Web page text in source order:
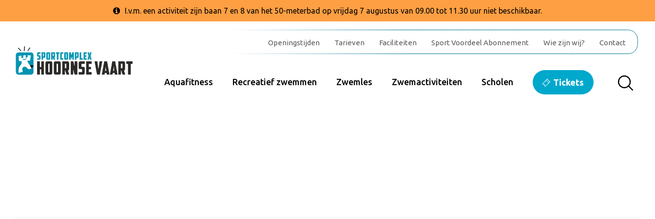
I.v.m. een activiteit zijn baan 7 en 8 van het 50-meterbad op vrijdag 7 augustus van 09.00 tot 11.30 uur niet beschikbaar.
Openingstijden Tarieven Faciliteiten Sport Voordeel Abonnement Wie zijn wij? Contact
Aquafitness Recreatief zwemmen Zwemles Zwemactiviteiten Scholen Tickets